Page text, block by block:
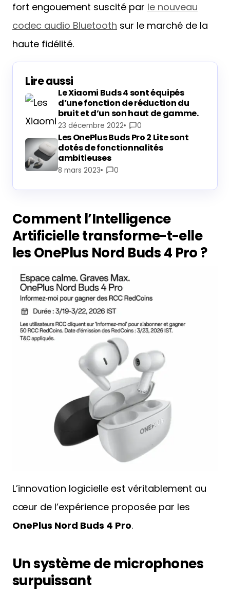
fort engouement suscité par le nouveau
codec audio Bluetooth sur le marché de la
haute fidélité.
Lire aussi
Le Xiaomi Buds 4 sont équipés
d’une fonction de réduction du
bruit et d’un son haut de gamme.
23 décembre 2022 0
Les OnePlus Buds Pro 2 Lite sont
dotés de fonctionnalités
ambitieuses
8 mars 2023 0
Comment l’Intelligence
Artificielle transforme-t-elle
les OnePlus Nord Buds 4 Pro ?
L’innovation logicielle est véritablement au
cœur de l’expérience proposée par les
OnePlus Nord Buds 4 Pro.
Un système de microphones
surpuissant